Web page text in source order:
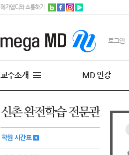
메가엠디와 소통하기
로그인
교수소개 MD 인강
학원 시간표